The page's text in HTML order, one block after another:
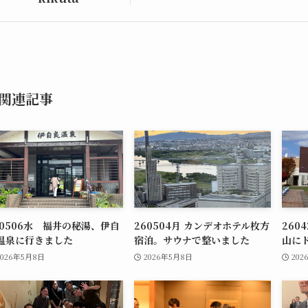
連記事
水 福井の秘湯、伊自
泉に行きました
年5月8日
260504月 カンデオホテル枚方
宿泊。サウナで整いました
2026年5月8日
山に